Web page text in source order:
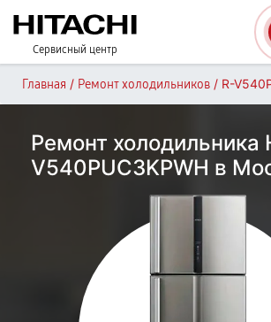
Сервисный центр
Главная / Ремонт холодильников / R-
Ремонт холодильника
V540PUC3KPWH в